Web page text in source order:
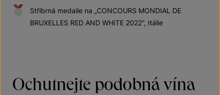
Stříbrná medaile na „CONCOURS MONDIAL DE
BRUXELLES RED AND WHITE 2022“, Itálie
Ochutnejte podobná vína